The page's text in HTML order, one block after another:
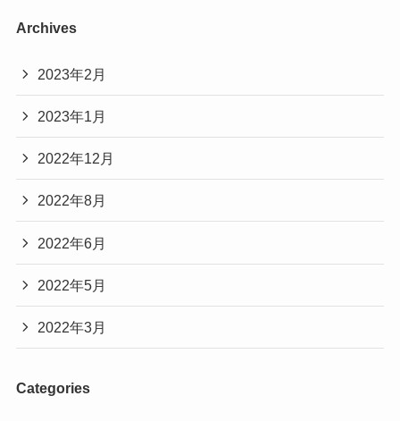
Archives
2023年2月
2023年1月
2022年12月
2022年8月
2022年6月
2022年5月
2022年3月
Categories